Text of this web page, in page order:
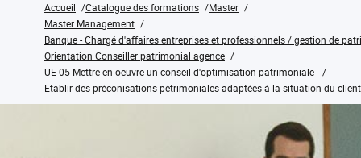
Accueil Catalogue des formations
Master
Master Management
Banque - Chargé d'affaires entreprises et professionnels / gestion de
Orientation Conseiller patrimonial agence
UE 05 Mettre en oeuvre un conseil d'optimisation patrimoniale
Etablir des préconisations pétrimoniales adaptées à la situation du client